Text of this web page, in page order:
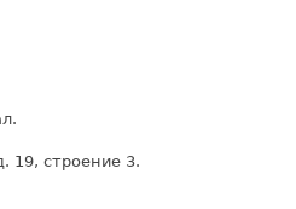
19, строение 3.